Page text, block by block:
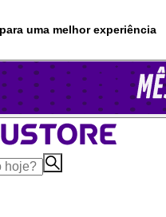
2551
uma melhor experiência